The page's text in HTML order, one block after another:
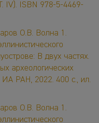
IV). ISBN 978-5-4469-
О.В. Волна 1.
В двух частях.
археологических
ИА РАН, 2022. 400 с., ил.
О.В. Волна 1.